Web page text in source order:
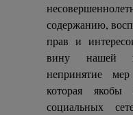
содержанию,
прав и
вину нашей
непринятие
которая
социальных